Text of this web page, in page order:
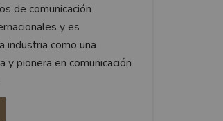
de comunicación
y es
industria como una
y pionera en comunicación